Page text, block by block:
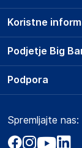
Podjetje Big
O podjetju
Obvestila za
Akt o
Koristne
Prodajna mesta
Storitve
Dostava,
Podpora
Marketplace
Kako oddati
Spremljajte nas: